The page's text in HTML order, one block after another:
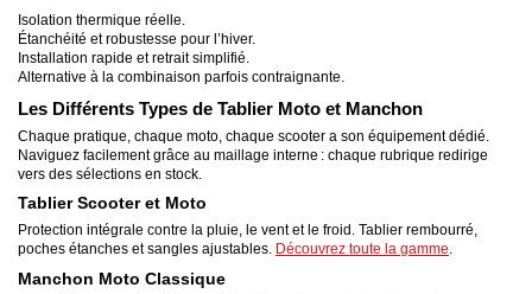
Isolation thermique réelle.
Étanchéité et robustesse pour l’hiver.
Installation rapide et retrait simplifié.
Alternative à la combinaison parfois contraignante.
Les Différents Types de Tablier Moto et Manchon
Chaque pratique, chaque moto, chaque scooter a son équipement dédié.
Naviguez facilement grâce au maillage interne : chaque rubrique redirige
vers des sélections en stock.
Tablier Scooter et Moto
Protection intégrale contre la pluie, le vent et le froid. Tablier rembourré,
poches étanches et sangles ajustables. Découvrez toute la gamme.
Manchon Moto Classique